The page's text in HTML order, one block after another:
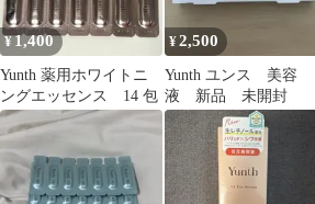
¥1,400
Yunth 薬用ホワイトニ
ングエッセンス 14 包
¥2,500
Yunth ユンス 美容
液 新品 未開封